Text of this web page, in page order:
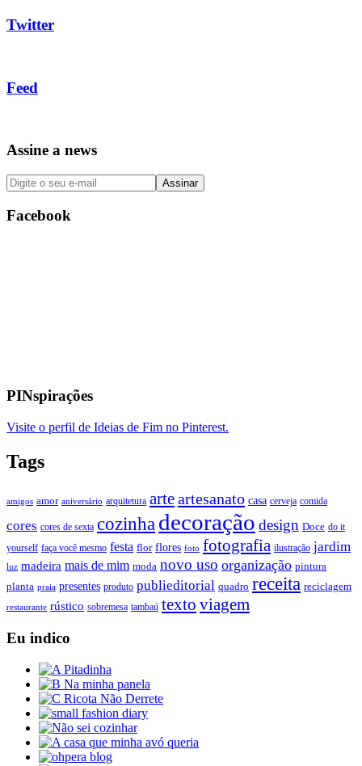
Twitter
Feed
Assine a news
Facebook
PINspirações
Visite o perfil de Ideias de Fim no Pinterest.
Tags
amigos amor aniversário arquitetura arteartesanato casa cerveja comida
cores cores de sexta cozinha decoração design Doce do it
yourself faça você mesmo festa flor flores foto fotografia ilustração jardim
luz madeira mais de mim moda novo uso organização pintura
planta praia presentes produto publieditorial quadro receita reciclagem
restaurante rústico sobremesa tambaú texto viagem
Eu indico